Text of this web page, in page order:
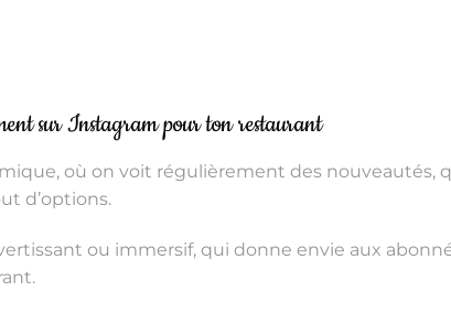
sur Instagram pour ton restaurant
où on voit régulièrement des nouveautés,
d’options.
ou immersif, qui donne envie aux